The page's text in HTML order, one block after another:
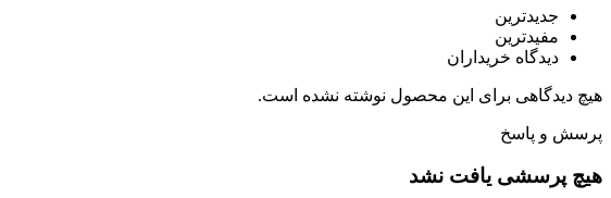
جدیدترین
مفیدترین
دیدگاه خریداران
هیچ دیدگاهی برای این محصول نوشته نشده است.
پرسش و پاسخ
هیچ پرسشی یافت نشد